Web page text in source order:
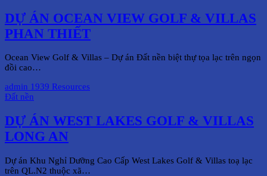
DỰ ÁN OCEAN VIEW GOLF & VILLAS
PHAN THIẾT
Ocean View Golf & Villas – Dự án Đất nền biệt thự tọa lạc trên ngọn
đồi cao…
admin 1939 Resources
Đất nền
DỰ ÁN WEST LAKES GOLF & VILLAS
LONG AN
Dự án Khu Nghỉ Dưỡng Cao Cấp West Lakes Golf & Villas toạ lạc
trên QL.N2 thuộc xã…